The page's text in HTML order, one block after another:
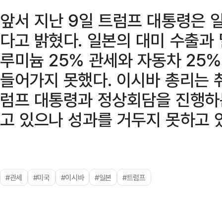
앞서 지난 9일 트럼프 대통령은
다고 밝혔다. 일본의 대미 수출
루미늄 25% 관세와 자동차
들어가지 못했다. 이시바 총리는
럼프 대통령과 정상회담을 진행
고 있으나 성과를 거두지 못하고
#관세 #미국 #이시바 #일본 #트럼프